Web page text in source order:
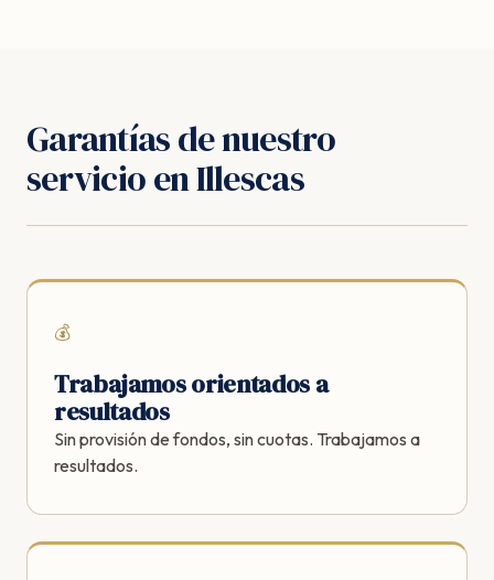
Garantías de nuestro
servicio en Illescas
💰
Trabajamos orientados a
resultados
Sin provisión de fondos, sin cuotas. Trabajamos a
resultados.